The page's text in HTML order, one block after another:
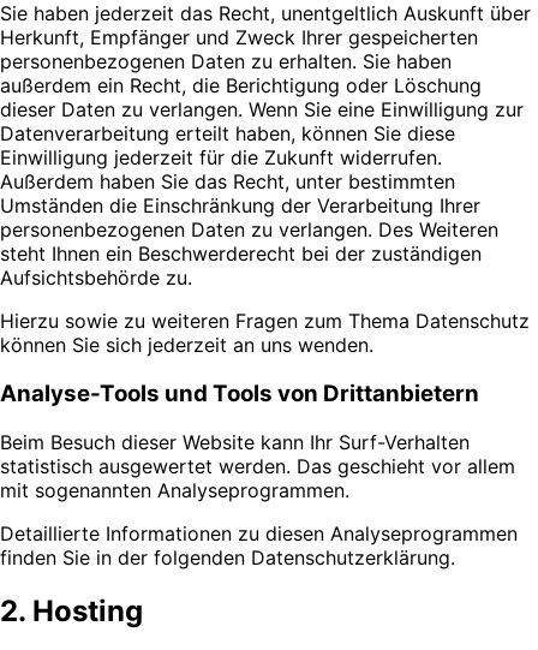
Sie haben jederzeit das Recht, unentgeltlich Auskunft über
Herkunft, Empfänger und Zweck Ihrer gespeicherten
personenbezogenen Daten zu erhalten. Sie haben
außerdem ein Recht, die Berichtigung oder Löschung
dieser Daten zu verlangen. Wenn Sie eine Einwilligung zur
Datenverarbeitung erteilt haben, können Sie diese
Einwilligung jederzeit für die Zukunft widerrufen.
Außerdem haben Sie das Recht, unter bestimmten
Umständen die Einschränkung der Verarbeitung Ihrer
personenbezogenen Daten zu verlangen. Des Weiteren
steht Ihnen ein Beschwerderecht bei der zuständigen
Aufsichtsbehörde zu.
Hierzu sowie zu weiteren Fragen zum Thema Datenschutz
können Sie sich jederzeit an uns wenden.
Analyse-Tools und Tools von Drittanbietern
Beim Besuch dieser Website kann Ihr Surf-Verhalten
statistisch ausgewertet werden. Das geschieht vor allem
mit sogenannten Analyseprogrammen.
Detaillierte Informationen zu diesen Analyseprogrammen
finden Sie in der folgenden Datenschutzerklärung.
2. Hosting